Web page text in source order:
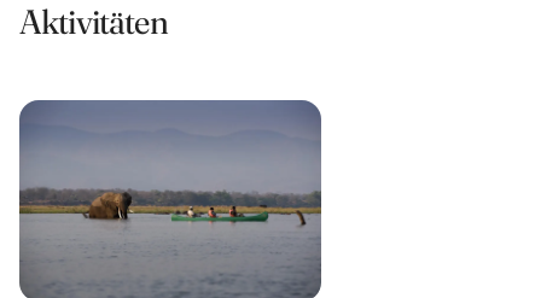
Aktivitäten